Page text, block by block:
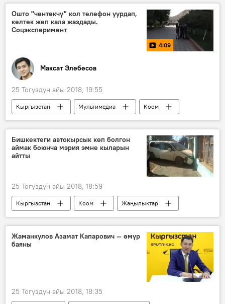
Ошто "чөнтөкчү" кол телефон уурдап,
келтек жеп кала жаздады.
Соцэксперимент
4:09
Максат Элебесов
25 Тогуздун айы 2018, 19:55
Кыргызстан Мультимедиа
Коом
Видео
Жаңылыктар
Ош
социалдык эксперимент
Sputnik жүргүзгөн социалдык эксперименттер
Бишкектеги автокырсык көп болгон
аймак боюнча мэрия эмне кыларын
айтты
25 Тогуздун айы 2018, 18:59
Кыргызстан Коом
Жаңылыктар
Бишкек
Бишкек мэриясы
светофор
Жаманкулов Азамат Капарович — өмүр
баяны
25 Тогуздун айы 2018, 18:35